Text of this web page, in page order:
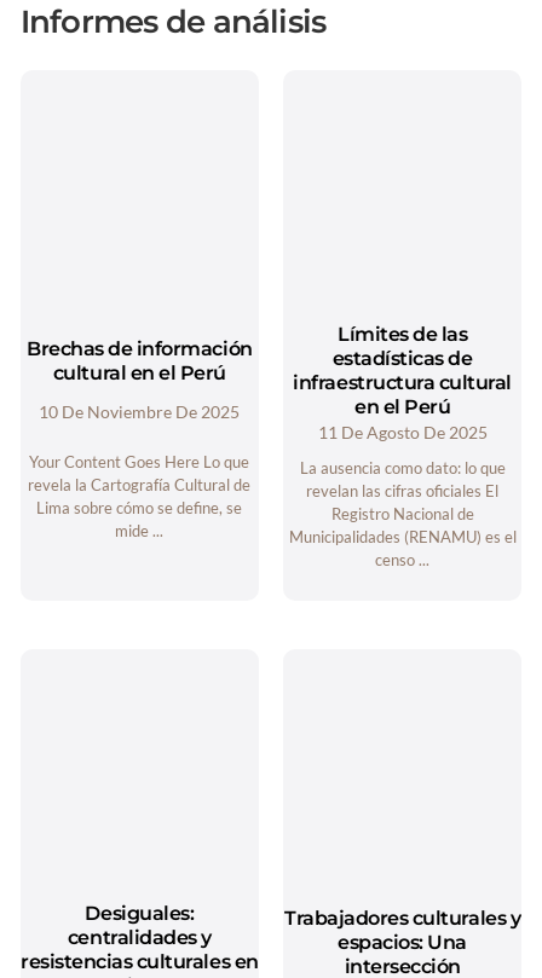
Informes de análisis
Brechas de información
cultural en el Perú
10 De Noviembre De 2025
Your Content Goes Here Lo que
revela la Cartografía Cultural de
Lima sobre cómo se define, se
mide ...
Límites de las
estadísticas de
infraestructura cultural
en el Perú
11 De Agosto De 2025
La ausencia como dato: lo que
revelan las cifras oficiales El
Registro Nacional de
Municipalidades (RENAMU) es el
censo ...
Desiguales:
centralidades y
resistencias culturales en
Trabajadores culturales y
espacios: Una
intersección